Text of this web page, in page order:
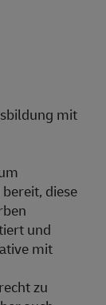
mit
diese
und
mit
zu